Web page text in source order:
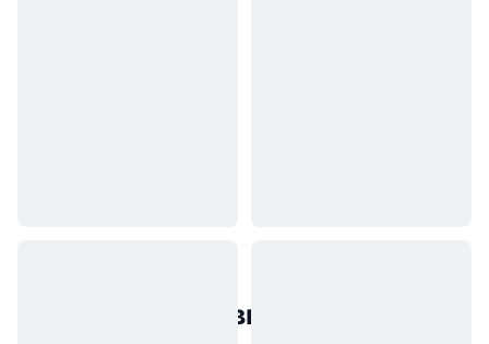
Популярні активи реального